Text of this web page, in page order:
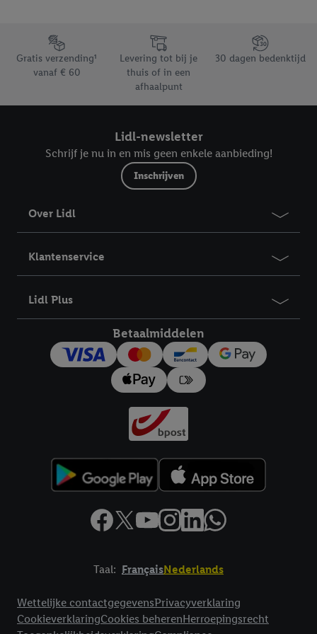
Footerelement met de verschillende USPs van Lidl.be
Gratis verzending¹
vanaf € 60
Levering tot bij je
thuis of in een
afhaalpunt
30 dagen bedenktijd
Lidl-newsletter
Schrijf je nu in en mis geen enkele aanbieding!
Inschrijven
Over Lidl
Klantenservice
Lidl Plus
Betaalmiddelen
Taal: FrançaisNederlands
Wettelijke contactgegevensPrivacyverklaring
CookieverklaringCookies beherenHerroepingsrecht